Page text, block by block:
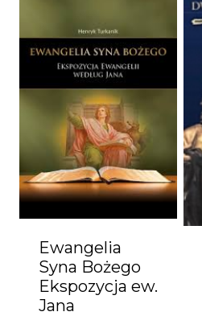
Ewangelia
Syna Bożego
Ekspozycja ew.
Jana